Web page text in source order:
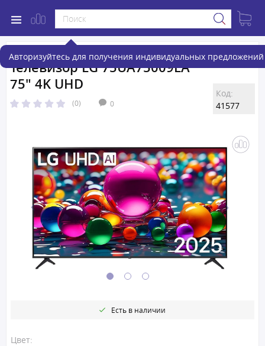
Авторизуйтесь для получения индивидуальных предложений
Телевизор LG 75UA75009LA
75" 4K UHD
(0) 0
Код:
41577
Цвет:
Есть в наличии